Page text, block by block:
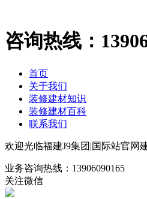
咨询热线：
首页
关于我们
装修建材知识
装修建材百科
联系我们
欢迎光临福建J9集团|国际站官网
业务咨询热线： 13906090165
关注微信